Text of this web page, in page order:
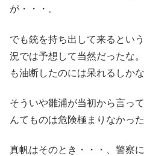
が・・・。
でも銃を持ち出して来るとい
況では予想して当然だったな
も油断したのには呆れるしかな
そういや雛浦が当初から言っ
んてものは危険極まりなかっ
真帆はそのとき・・・、警察